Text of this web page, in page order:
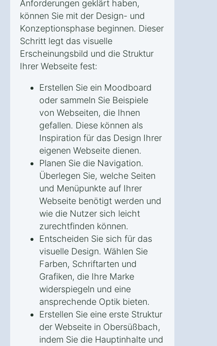
Anforderungen geklärt haben,
können Sie mit der Design- und
Konzeptionsphase beginnen. Dieser
Schritt legt das visuelle
Erscheinungsbild und die Struktur
Ihrer Webseite fest:
Erstellen Sie ein Moodboard
oder sammeln Sie Beispiele
von Webseiten, die Ihnen
gefallen. Diese können als
Inspiration für das Design Ihrer
eigenen Webseite dienen.
Planen Sie die Navigation.
Überlegen Sie, welche Seiten
und Menüpunkte auf Ihrer
Webseite benötigt werden und
wie die Nutzer sich leicht
zurechtfinden können.
Entscheiden Sie sich für das
visuelle Design. Wählen Sie
Farben, Schriftarten und
Grafiken, die Ihre Marke
widerspiegeln und eine
ansprechende Optik bieten.
Erstellen Sie eine erste Struktur
der Webseite in Obersüßbach,
indem Sie die Hauptinhalte und